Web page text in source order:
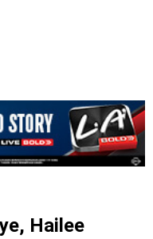
Hailee